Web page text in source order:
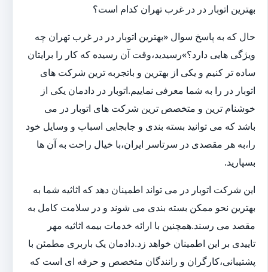
بهترین اتوبار در در غرب تهران کدام است؟
حال که به پاسخ سوال «بهترین اتوبار در در غرب تهران چه
ویژگی هایی دارد؟»رسیدید،وقت آن رسیده که کار را برایتان
ساده تر کنیم و یکی از بهترین و باتجربه ترین شرکت های
اتوبار در را به شما معرفی نماییم.اتوبار در دادمان یکی از
خوشنام ترین و متخصص ترین شرکت های اتوبار در می
باشد که می توانید بسته بندی و جابجایی اسباب و وسایل خود
را،به هر مقصدی در سرتاسر ایران،با خیال راحت به آن ها
بسپارید.
این شرکت اتوبار در می تواند اطمینان دهد که اثاثیه شما به
بهترین نحو ممکن بسته بندی می شوند و در سلامت کامل به
مقصد می رسند.همچنین با ارائه خدمات بیمه اثاثیه مهر
تاییدی بر این اطمینان خواهد زد.دادمان یک باربری مطمئن با
پشتیبانی،کارگران و رانندگان متخصص و حرفه ای است که